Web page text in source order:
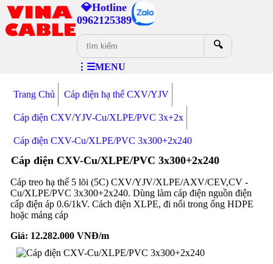
💎Hotline
0962125389
🔍
⋮☰MENU
Trang Chủ Cáp điện hạ thế CXV/YJV
Cáp điện CXV/YJV-Cu/XLPE/PVC 3x+2x
Cáp điện CXV-Cu/XLPE/PVC 3x300+2x240
Cáp điện CXV-Cu/XLPE/PVC 3x300+2x240
Cáp treo hạ thế 5 lõi (5C) CXV/YJV/XLPE/AXV/CEV,CV -
Cu/XLPE/PVC 3x300+2x240. Dùng làm cáp điện nguồn điện
cấp điện áp 0.6/1kV. Cách điện XLPE, đi nổi trong ống HDPE
hoặc máng cáp
Giá: 12.282.000VNĐ/m